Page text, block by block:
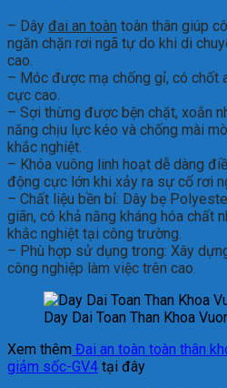
– Dây đai an toàn toàn thân giúp
ngăn chặn rơi ngã tự do khi di
cao.
– Móc được mạ chống gỉ, có chốt
cực cao.
– Sợi thừng được bện chặt, xoắn
năng chịu lực kéo và chống mài
khắc nghiệt.
– Khóa vuông linh hoạt dễ dàng
động cực lớn khi xảy ra sự cố rơi
– Chất liệu bền bỉ: Dây bẹ
giãn, có khả năng kháng hóa chất
khắc nghiệt tại công trường.
– Phù hợp sử dụng trong: Xây
công nghiệp làm việc trên cao.
Day Dai Toan Than Khoa
Xem thêm Đai an toàn toàn thân
giảm sốc-GV4 tại đây